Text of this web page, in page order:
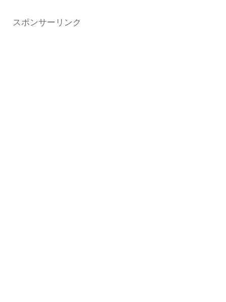
スポンサーリンク